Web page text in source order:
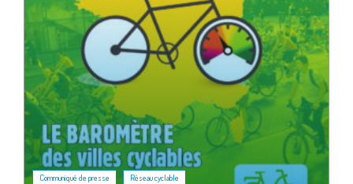
Communiqué de presse Réseau cyclable